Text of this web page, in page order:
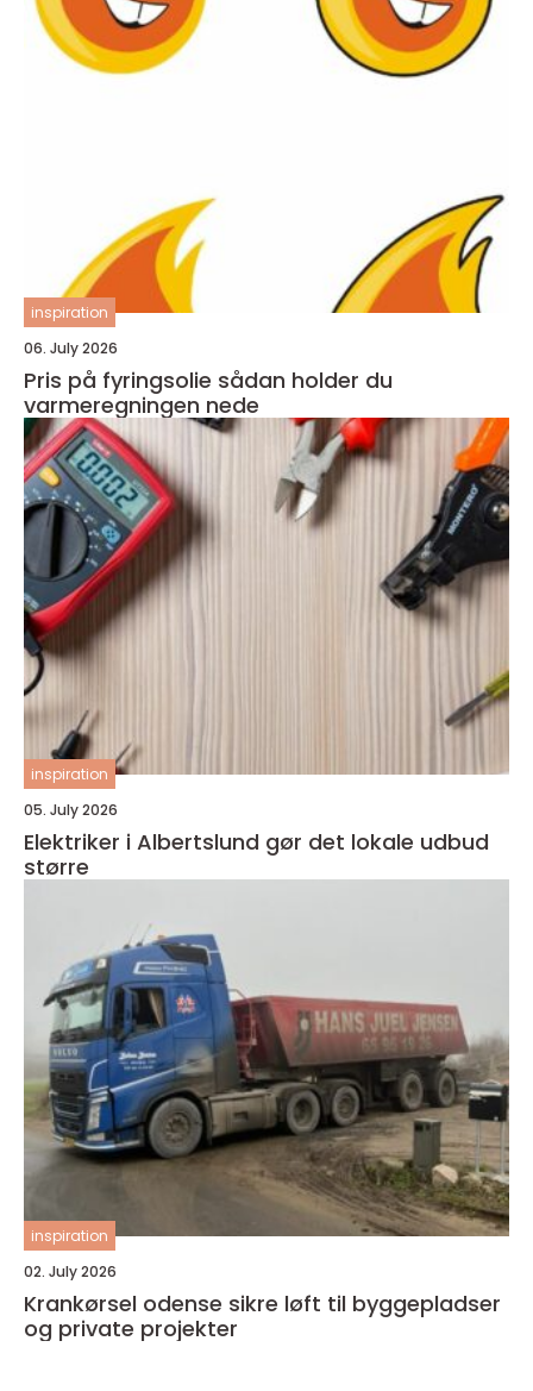
inspiration
06. July 2026
Pris på fyringsolie sådan holder du
varmeregningen nede
inspiration
05. July 2026
Elektriker i Albertslund gør det lokale udbud
større
inspiration
02. July 2026
Krankørsel odense sikre løft til byggepladser
og private projekter